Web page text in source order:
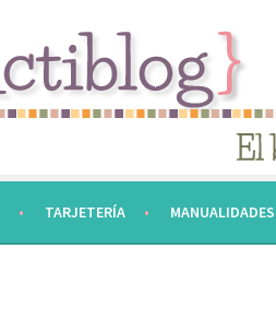
TARJETERÍA MANUALIDADES